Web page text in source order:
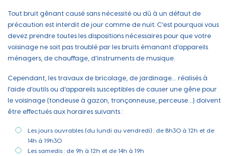
Tout bruit gênant causé sans nécessité ou dû à un défaut de
précaution est interdit de jour comme de nuit. C’est pourquoi vous
devez prendre toutes les dispositions nécessaires pour que votre
voisinage ne soit pas troublé par les bruits émanant d’appareils
ménagers, de chauffage, d’instruments de musique.
Cependant, les travaux de bricolage, de jardinage… réalisés à
l’aide d’outils ou d’appareils susceptibles de causer une gêne pour
le voisinage (tondeuse à gazon, tronçonneuse, perceuse…) doivent
être effectués aux horaires suivants :
Les jours ouvrables (du lundi au vendredi) : de 8h30 à 12h et de
14h à 19h30
Les samedis : de 9h à 12h et de 14h à 19h